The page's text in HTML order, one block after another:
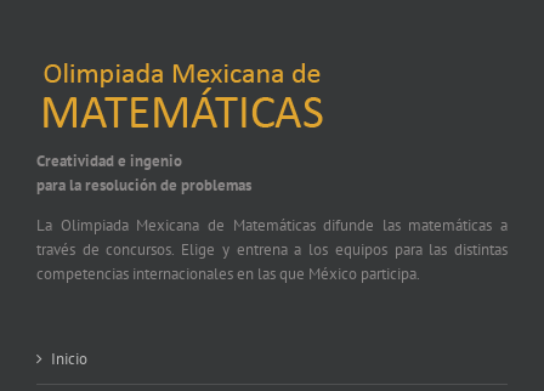
Creatividad e ingenio
para la resolución de problemas
La Olimpiada Mexicana de Matemáticas difunde las matemáticas a
través de concursos. Elige y entrena a los equipos para las distintas
competencias internacionales en las que México participa.
Inicio